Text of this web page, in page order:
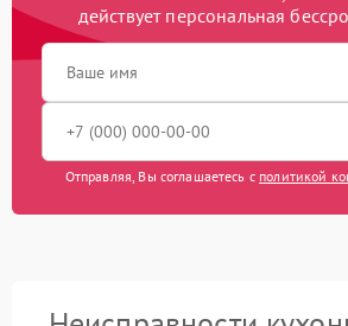
действует персональная
Отправляя, Вы соглашаетесь с политикой